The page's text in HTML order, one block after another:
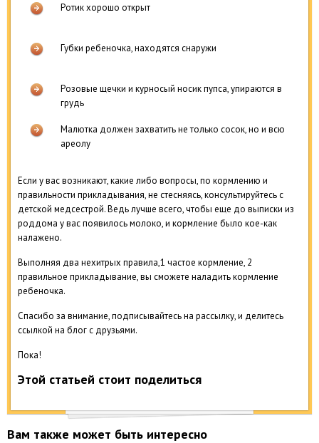
Ротик хорошо открыт
Губки ребеночка, находятся снаружи
Розовые щечки и курносый носик пупса, упираются в
грудь
Малютка должен захватить не только сосок, но и всю
ареолу
Если у вас возникают, какие либо вопросы, по кормлению и
правильности прикладывания, не стесняясь, консультируйтесь с
детской медсестрой. Ведь лучше всего, чтобы еще до выписки из
роддома у вас появилось молоко, и кормление было кое-как
налажено.
Выполняя два нехитрых правила,1 частое кормление, 2
правильное прикладывание, вы сможете наладить кормление
ребеночка.
Спасибо за внимание, подписывайтесь на рассылку, и делитесь
ссылкой на блог с друзьями.
Пока!
Этой статьей стоит поделиться
Вам также может быть интересно